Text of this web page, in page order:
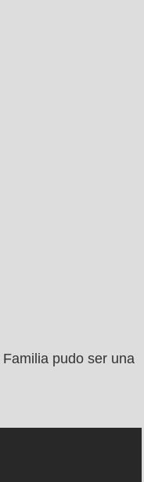
pudo ser una